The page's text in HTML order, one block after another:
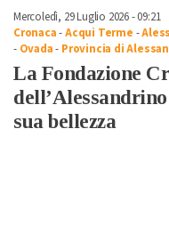
Mercoledì, 29 Luglio 2026 - 09:21
Cronaca-Acqui Terme -
- Ovada- Provincia di
La Fondazione
sua bellezza